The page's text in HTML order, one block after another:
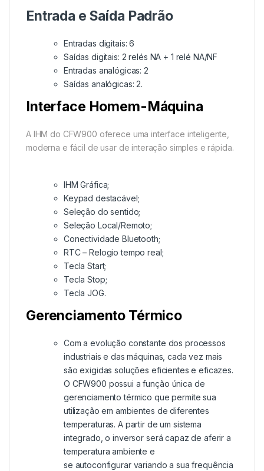
Entrada e Saída Padrão
Entradas digitais: 6
Saídas digitais: 2 relés NA + 1 relé NA/NF
Entradas analógicas: 2
Saídas analógicas: 2.
Interface Homem-Máquina
A IHM do CFW900 oferece uma interface inteligente,
moderna e fácil de usar de interação simples e rápida.
IHM Gráfica;
Keypad destacável;
Seleção do sentido;
Seleção Local/Remoto;
Conectividade Bluetooth;
RTC – Relogio tempo real;
Tecla Start;
Tecla Stop;
Tecla JOG.
Gerenciamento Térmico
Com a evolução constante dos processos
industriais e das máquinas, cada vez mais
são exigidas soluções eficientes e eficazes.
O CFW900 possui a função única de
gerenciamento térmico que permite sua
utilização em ambientes de diferentes
temperaturas. A partir de um sistema
integrado, o inversor será capaz de aferir a
temperatura ambiente e
se autoconfigurarvariando a sua frequência